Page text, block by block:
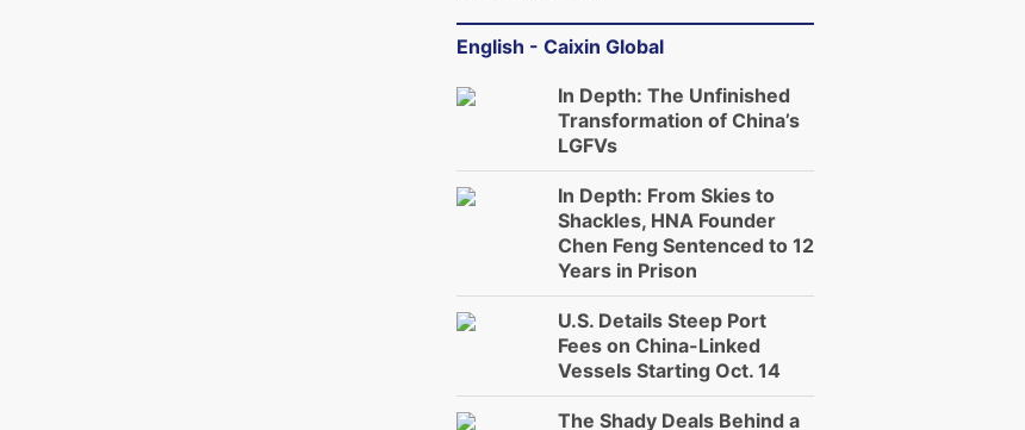
English - Caixin Global
In Depth: The Unfinished
Transformation of China’s
LGFVs
In Depth: From Skies to
Shackles, HNA Founder
Chen Feng Sentenced to 12
Years in Prison
U.S. Details Steep Port
Fees on China-Linked
Vessels Starting Oct. 14
The Shady Deals Behind a